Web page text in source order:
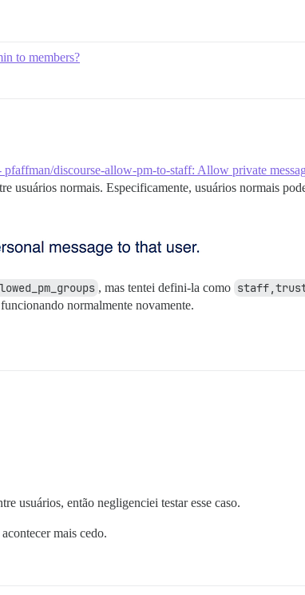
to members?
discourse-allow-pm-to-staff: Allow private
usuários normais. Especificamente, usuários normais
, mas tentei defini-la como
normalmente novamente.
usuários, então negligenciei testar esse caso.
mais cedo.